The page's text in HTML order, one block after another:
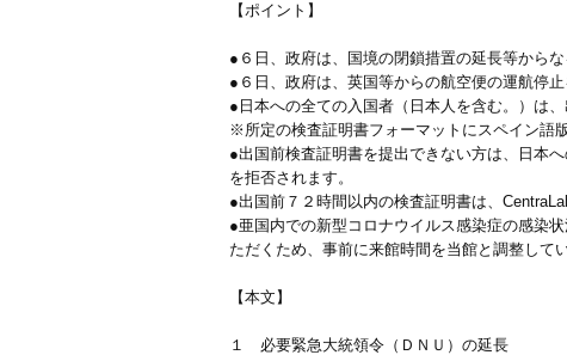
【ポイント】
●６日、政府は、国境の閉鎖措置の延長等から
●６日、政府は、英国等からの航空便の運航停
●日本への全ての入国者（日本人を含む。）は
※所定の検査証明書フォーマットにスペイン語
●出国前検査証明書を提出できない方は、日本
を拒否されます。
●出国前７２時間以内の検査証明書は、
●亜国内での新型コロナウイルス感染症の感染
ただくため、事前に来館時間を当館と調整して
【本文】
１ 必要緊急大統領令（ＤＮＵ）の延長